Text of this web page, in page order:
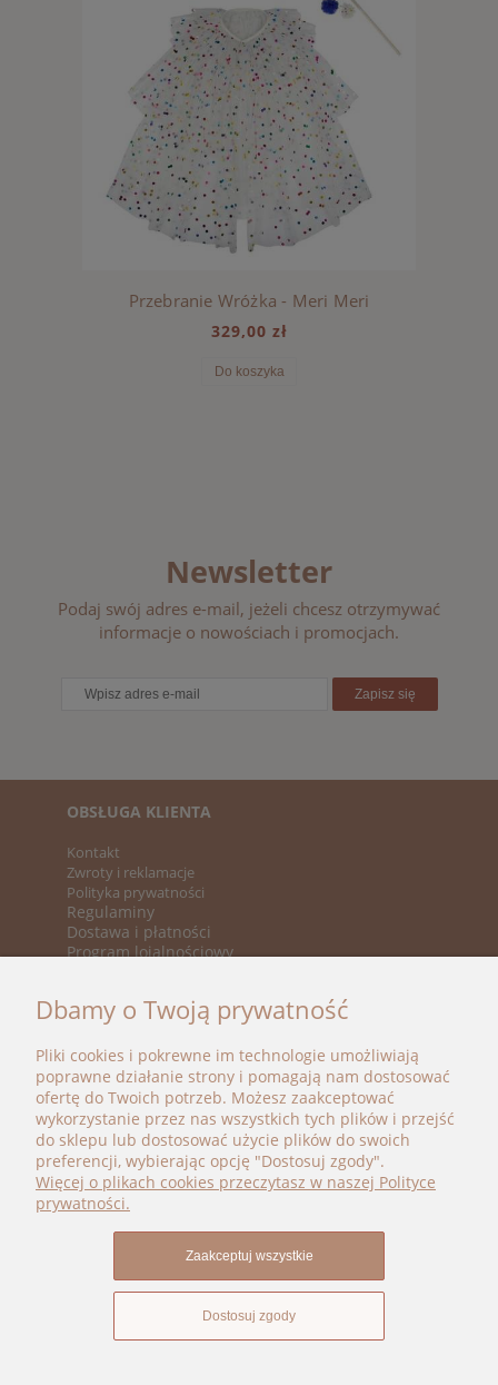
Przebranie Wróżka - Meri Meri
329,00 zł
Do koszyka
Newsletter
Podaj swój adres e-mail, jeżeli chcesz otrzymywać
informacje o nowościach i promocjach.
Zapisz się
OBSŁUGA KLIENTA
Kontakt
Zwroty i reklamacje
Polityka prywatności
Regulaminy
Dostawa i płatności
Program lojalnościowy
Promocje
Marki
BOHO BÉBÉ
kontakt@bohobebe.pl
+48 696 696 979
Instagram
Facebook
Dbamy o Twoją prywatność
Pliki cookies i pokrewne im technologie umożliwiają
poprawne działanie strony i pomagają nam dostosować
ofertę do Twoich potrzeb. Możesz zaakceptować
wykorzystanie przez nas wszystkich tych plików i przejść
do sklepu lub dostosować użycie plików do swoich
preferencji, wybierając opcję "Dostosuj zgody".
Więcej o plikach cookies przeczytasz w naszej Polityce
prywatności.
Dostosuj zgody
Zaakceptuj wszystkie